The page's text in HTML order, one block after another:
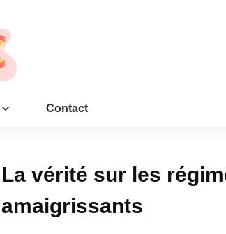
Contact
La vérité sur les
amaigrissants